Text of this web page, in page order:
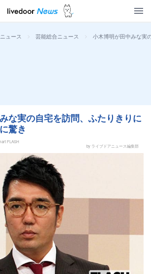
ュース > 芸能総合ニュース > 小木博明が田中みな実
な実の自宅を訪問、ふたりきりに
驚き
FLASH
by ライブドアニュース編集部